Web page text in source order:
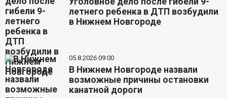
летнего ребенка в ДТП возбудили
в Нижнем Новгороде
05.8.2026 09:00
В Нижнем Новгороде назвали
возможные причины остановки
канатной дороги